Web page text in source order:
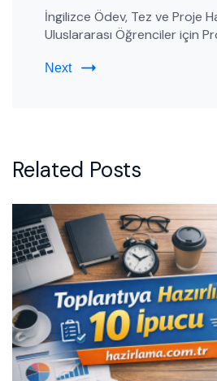
İngilizce Ödev, Tez ve Proje
Uluslararası Öğrenciler için
Next
Related Posts